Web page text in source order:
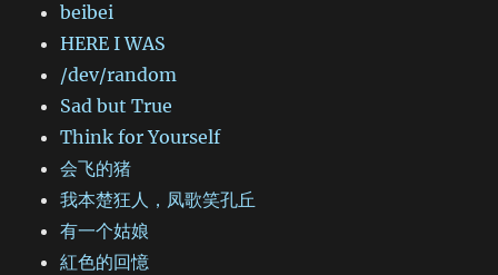
beibei
HERE I WAS
/dev/random
Sad but True
Think for Yourself
会飞的猪
我本楚狂人，凤歌笑孔丘
有一个姑娘
紅色的回憶